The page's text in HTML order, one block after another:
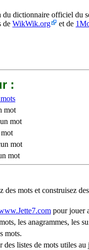
dictionnaire officiel du
de WikWik.org et de
:
mot
mot
mot
mot
des mots et construisez
pour jouer
les anagrammes, les
mots.
des listes de mots utiles au